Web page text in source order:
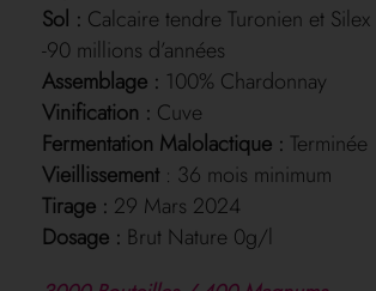
Sol : Calcaire tendre Turonien et Silex
-90 millions d’années
Assemblage : 100% Chardonnay
Vinification : Cuve
Fermentation Malolactique : Terminée
Vieillissement : 36 mois minimum
Tirage : 29 Mars 2024
Dosage : Brut Nature 0g/l